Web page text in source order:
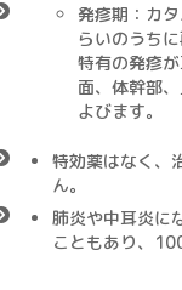
発疹期：カ
らいのうち
特有の発疹
面、体幹部
よびます。
特効薬はなく、
ん。
肺炎や中耳炎に
こともあり、